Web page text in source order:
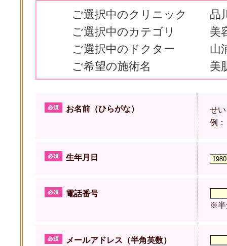
ご選択中のクリニック
品
ご選択中のカテゴリ
美
ご選択中のドクター
山
ご希望の施術名
美
お名前（ひらがな）
せ
例
生年月日
電話番号
※半
メールアドレス（半角英数）